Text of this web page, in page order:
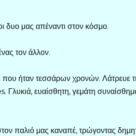
δυο μας απέναντι στον κόσμο.
τον άλλον.
ήταν τεσσάρων χρονών.
Γλυκιά, ευαίσθητη, γεμάτη
παλιό μας καναπέ, τρώγοντας